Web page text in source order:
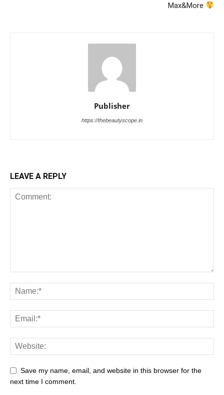
Max&More
Publisher
https://thebeautyscope.in
LEAVE A REPLY
Save my name, email, and website in this browser for the
next time I comment.